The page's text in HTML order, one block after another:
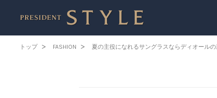
トップ FASHION 夏の主役になれるサングラスならディオールの